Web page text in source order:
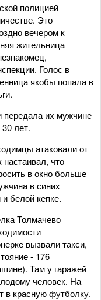
полицией
Это
вечером к
жительница
Голос в
якобы попала в
их мужчине
лет.
атаковали от
что
в окно больше
в синих
белой кепке.
Толмачево
вызвали такси,
- 176
Там у гаражей
человек. На
в красную футболку.